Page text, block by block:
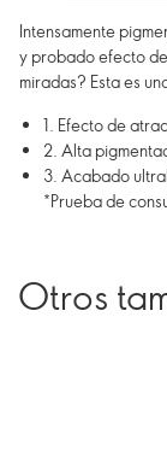
Intensamente
y probado efecto
miradas? Esta es
1. Efecto de
2. Alta
3. Acabado
*Prueba de
Otros